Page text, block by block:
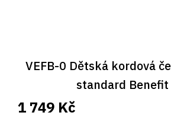
VEFB-0 Dětská kordová
standard Benefit
1 749 Kč